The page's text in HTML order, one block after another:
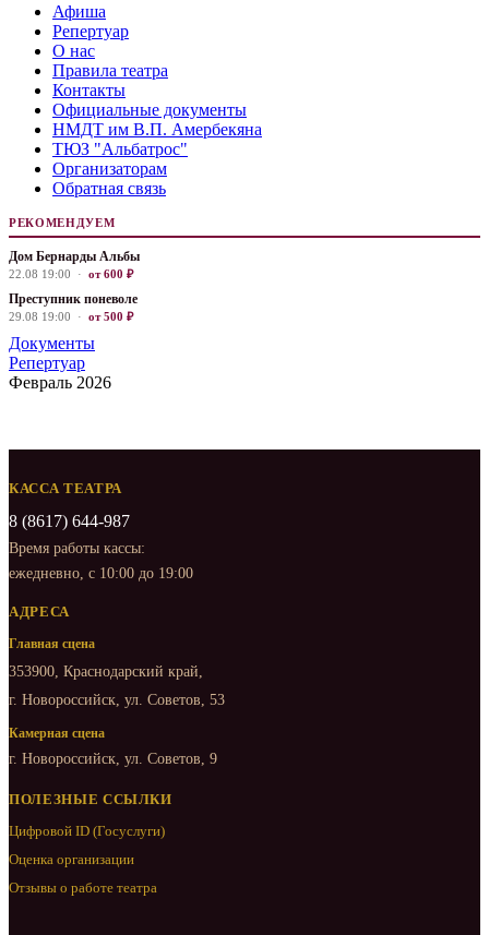
Афиша
Репертуар
О нас
Правила театра
Контакты
Официальные документы
НМДТ им В.П. Амербекяна
ТЮЗ "Альбатрос"
Организаторам
Обратная связь
РЕКОМЕНДУЕМ
Дом Бернарды Альбы
22.08 19:00 · от 600 ₽
Преступник поневоле
29.08 19:00 · от 500 ₽
Документы
Репертуар
Февраль 2026
КАССА ТЕАТРА
8 (8617) 644-987
Время работы кассы:
ежедневно, с 10:00 до 19:00
АДРЕСА
Главная сцена
353900, Краснодарский край,
г. Новороссийск, ул. Советов, 53
Камерная сцена
г. Новороссийск, ул. Советов, 9
ПОЛЕЗНЫЕ ССЫЛКИ
Цифровой ID (Госуслуги)
Оценка организации
Отзывы о работе театра